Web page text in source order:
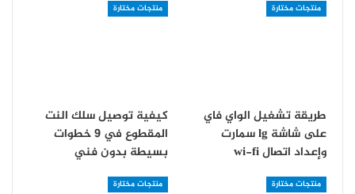
منتجات مختارة
طريقة تشغيل الواي فاي
على شاشة lg سمارت
و‏إعداد اتصال wi-fi
منتجات مختارة
كيفية توصيل سلك النت
المقطوع في 9 خطوات
بسيطة بدون فني
منتجات مختارة منتجات مختارة